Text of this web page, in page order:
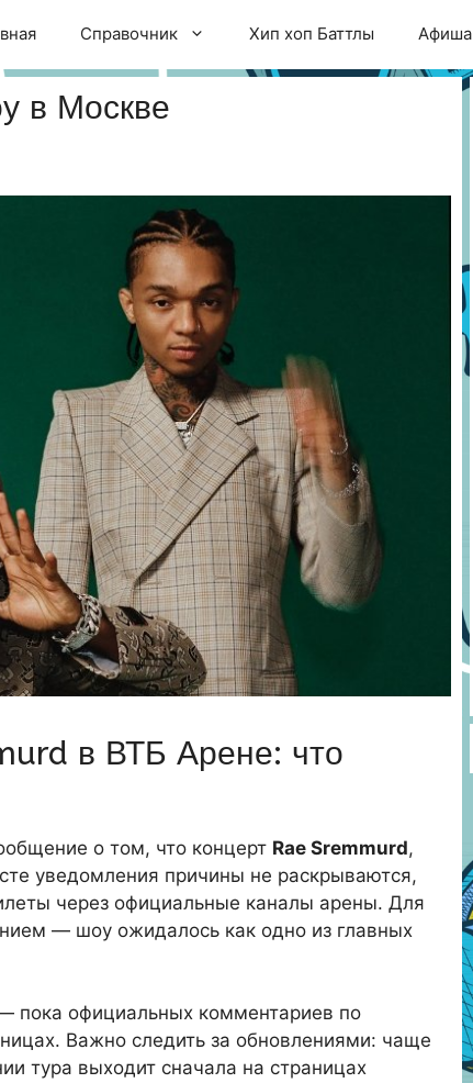
Справочник Хип хоп Баттлы Афиша
в Москве
в ВТБ Арене: что
о том, что концерт Rae Sremmurd,
уведомления причины не раскрываются,
через официальные каналы арены. Для
— шоу ожидалось как одно из главных
пока официальных комментариев по
Важно следить за обновлениями: чаще
тура выходит сначала на страницах